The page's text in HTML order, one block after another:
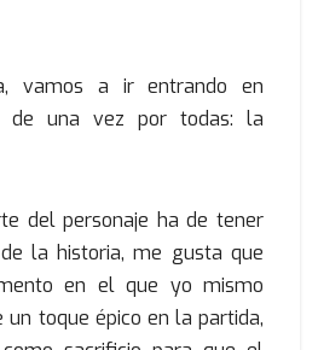
vamos a ir entrando en
de una vez por todas: la
del personaje ha de tener
la historia, me gusta que
en el que yo mismo
un toque épico en la partida,